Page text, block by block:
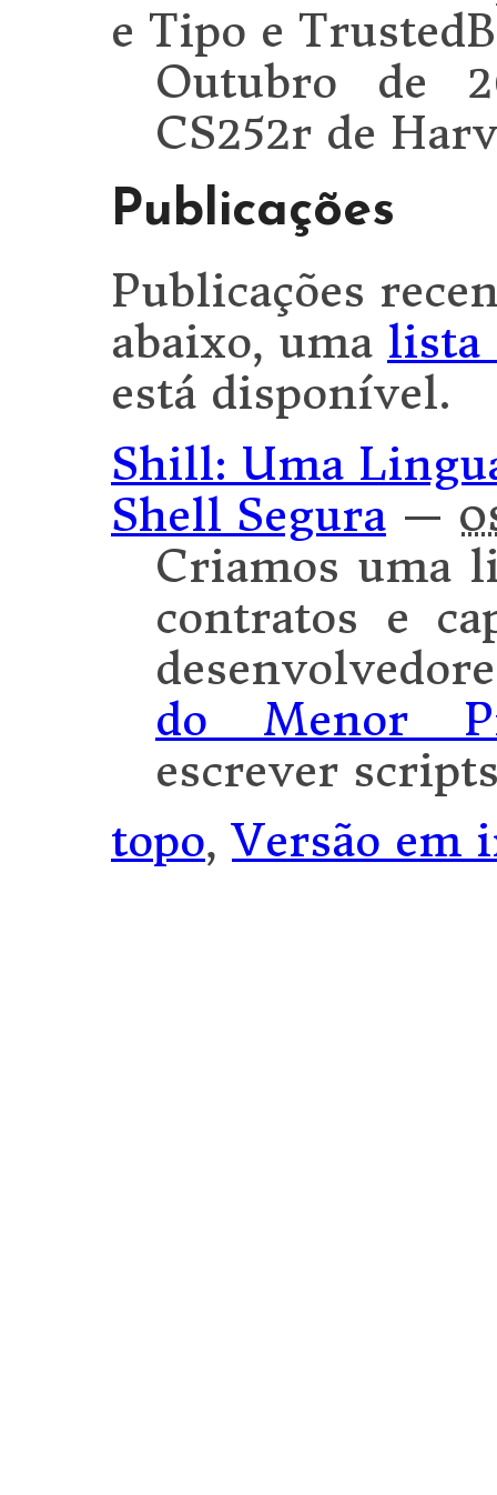
e Tipo e
Outubro de
CS252r de
Publicações
Publicações
abaixo, uma lista
está disponível.
Shill: Uma
Shell Segura —
Criamos uma
contratos e
do Menor
escrever
topo,Versão em